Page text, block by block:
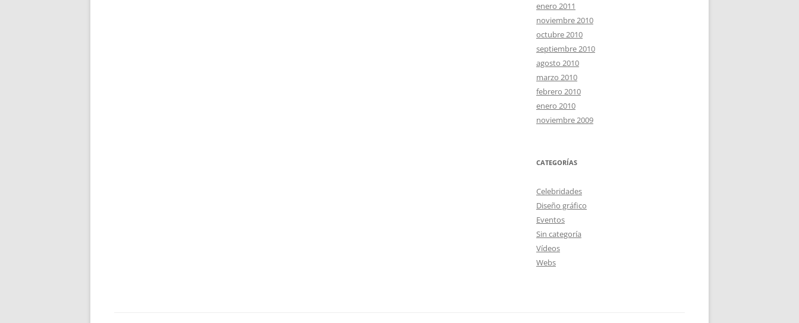
enero 2011
noviembre 2010
octubre 2010
septiembre 2010
agosto 2010
marzo 2010
febrero 2010
enero 2010
noviembre 2009
CATEGORÍAS
Celebridades
Diseño gráfico
Eventos
Sin categoría
Vídeos
Webs